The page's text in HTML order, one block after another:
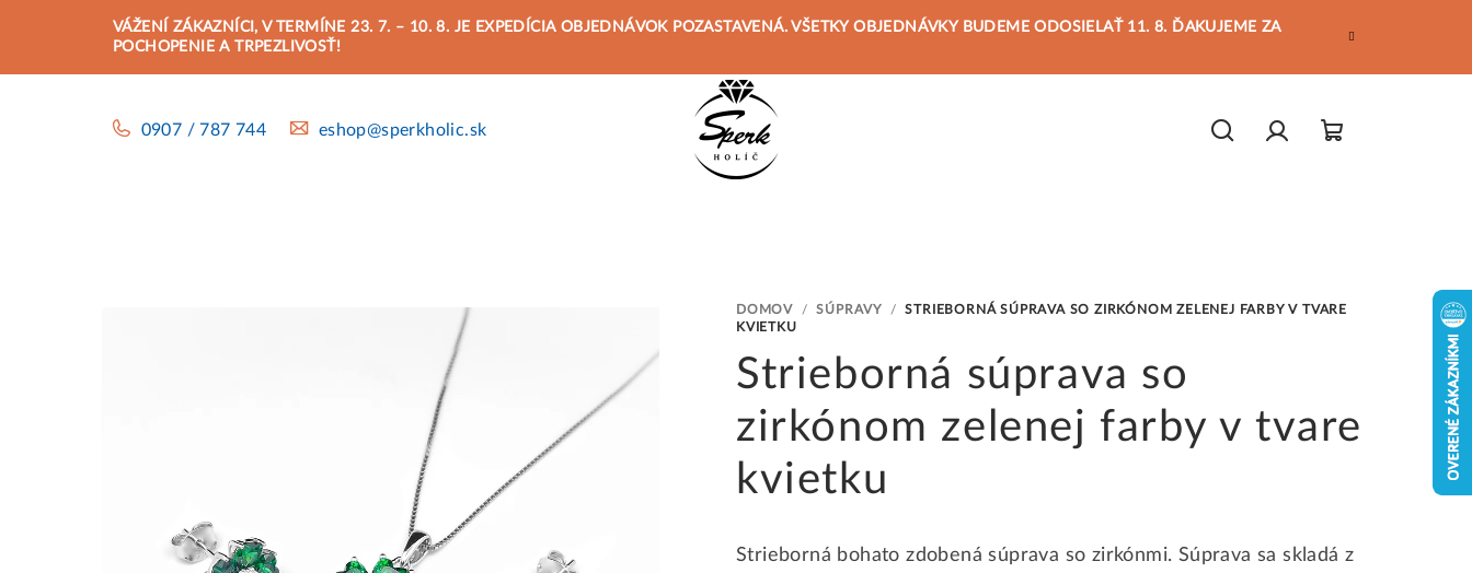
VÁŽENÍ ZÁKAZNÍCI, V TERMÍNE 23. 7. – 10. 8. JE EXPEDÍCIA OBJEDNÁVOK POZASTAVENÁ. VŠETKY OBJEDNÁVKY BUDEME ODOSIELAŤ 11. 8. ĎAKUJEME ZA
POCHOPENIE A TRPEZLIVOSŤ!
0907 / 787 744 eshop@sperkholic.sk
DOMOV / SÚPRAVY /
STRIEBORNÁ SÚPRAVA SO ZIRKÓNOM ZELENEJ FARBY V TVARE
KVIETKU
Strieborná súprava so
zirkónom zelenej farby v tvare
kvietku
Strieborná bohato zdobená súprava so zirkónmi. Súprava sa skladá z